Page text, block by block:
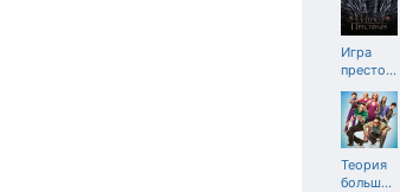
Игра
престо…
Теория
больш…